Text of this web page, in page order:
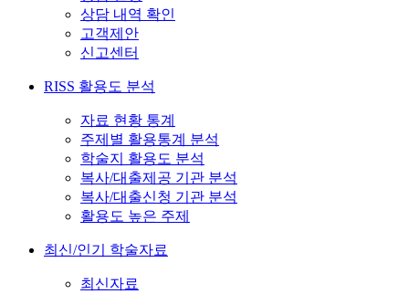
상담 내역 확인
고객제안
신고센터
RISS 활용도 분석
자료 현황 통계
주제별 활용통계 분석
학술지 활용도 분석
복사/대출제공 기관 분석
복사/대출신청 기관 분석
활용도 높은 주제
최신/인기 학술자료
최신자료